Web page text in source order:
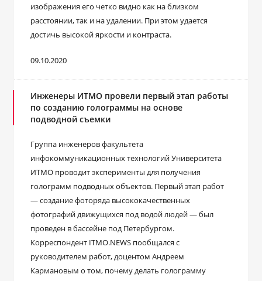
изображения его четко видно как на близком
расстоянии, так и на удалении. При этом удается
достичь высокой яркости и контраста.
09.10.2020
Инженеры ИТМО провели первый этап работы
по созданию голограммы на основе
подводной съемки
Группа инженеров факультета
инфокоммуникационных технологий Университета
ИТМО проводит эксперименты для получения
голограмм подводных объектов. Первый этап работ
— создание фоторяда высококачественных
фотографий движущихся под водой людей — был
проведен в бассейне под Петербургом.
Корреспондент ITMO.NEWS пообщался с
руководителем работ, доцентом Андреем
Кармановым о том, почему делать голограмму